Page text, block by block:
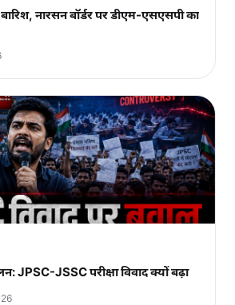
बारिश, नारसन बॉर्डर पर डीएम-एसएसपी का
JPSC-JSSC परीक्षा विवाद क्यों बढ़ा